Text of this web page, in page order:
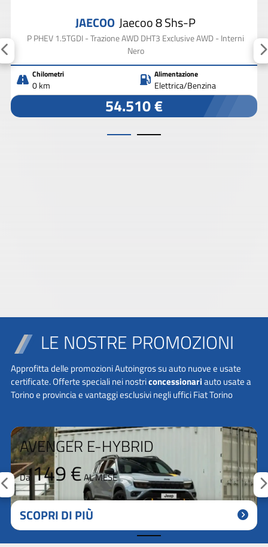
JAECOO Jaecoo 8 Shs-P
P PHEV 1.5TGDI - Trazione AWD DHT3 Exclusive AWD - Interni
Nero
Chilometri
0 km
Alimentazione
Elettrica/Benzina
54.510 €
LE NOSTRE PROMOZIONI
Approfitta delle promozioni Autoingros su auto nuove e usate
certificate. Offerte speciali nei nostriconcessionariauto usate a
Torino e provincia e vantaggi esclusivi negli uffici Fiat Torino
AVENGER E-HYBRID
Da149 €AL MESE
SCOPRI DI PIÙ